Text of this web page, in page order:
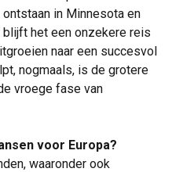
in Minnesota en
het een onzekere reis
naar een succesvol
nogmaals, is de grotere
vroege fase van
voor Europa?
waaronder ook